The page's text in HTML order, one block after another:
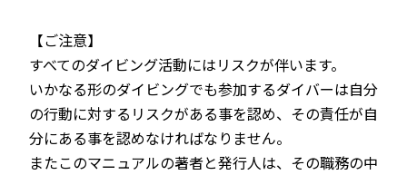
【ご注意】
すべてのダイビング活動にはリスクが伴います。
いかなる形のダイビングでも参加するダイバーは自分
の行動に対するリスクがある事を認め、その責任が自
分にある事を認めなければなりません。
またこのマニュアルの著者と発行人は、その職務の中